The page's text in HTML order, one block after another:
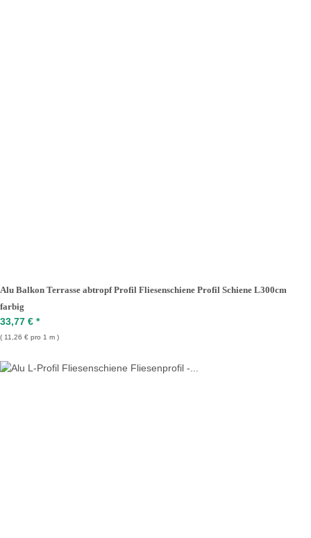
Alu Balkon Terrasse abtropf Profil Fliesenschiene Profil Schiene L300cm
farbig
33,77 € *
11,26 € pro 1 m